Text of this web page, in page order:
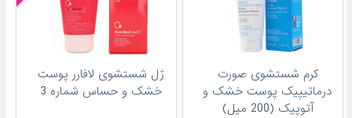
کرم شستشوی صورت
درماتیپیک پوست خشک و
آتوپیک (200 میل)
ژل شستشوی لافارر پوست
خشک و حساس شماره 3